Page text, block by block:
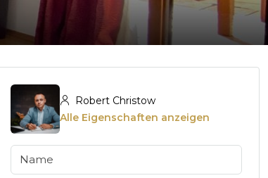
Robert Christow
Alle Eigenschaften anzeigen